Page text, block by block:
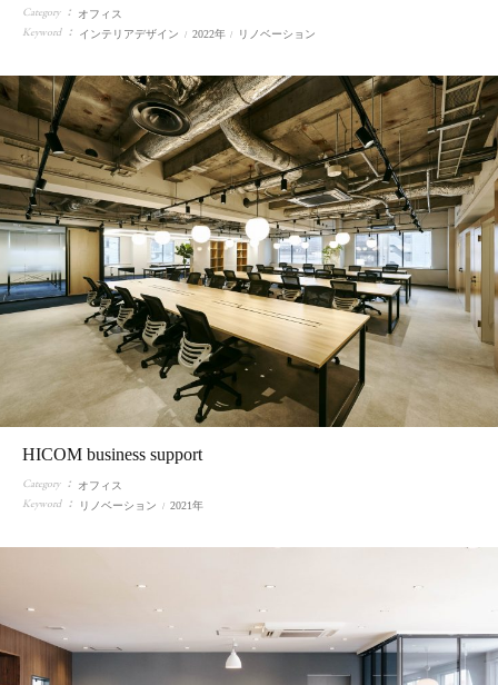
Category オフィス
Keyword インテリアデザイン 2022年 リノベーション
HICOM business support
Category オフィス
Keyword リノベーション 2021年